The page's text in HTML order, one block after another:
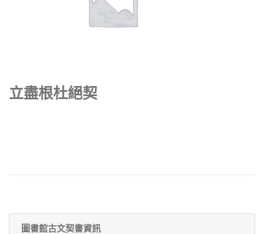
立盡根杜絕契
圖書館古文契書資訊